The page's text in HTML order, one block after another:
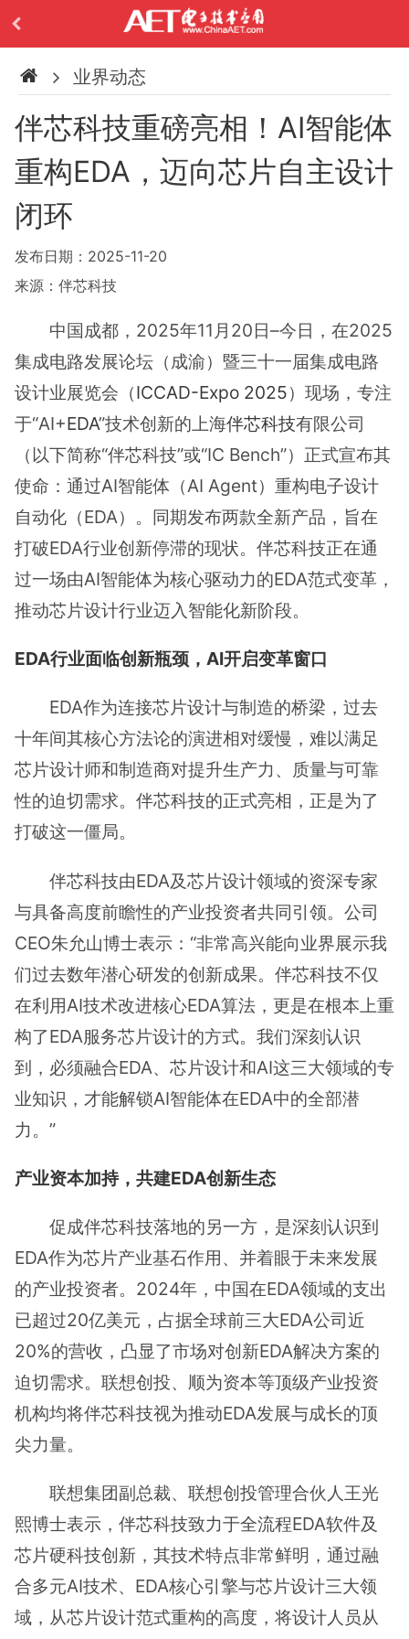
业界动态
伴芯科技重磅亮相！AI智能体
重构EDA，迈向芯片自主设计
闭环
发布日期：2025-11-20
来源：伴芯科技
中国成都，2025年11月20日–今日，在2025
集成电路发展论坛（成渝）暨三十一届集成电路
设计业展览会（ICCAD-Expo 2025）现场，专注
于“AI+EDA”技术创新的上海伴芯科技有限公司
（以下简称“伴芯科技”或“IC Bench”）正式宣布其
使命：通过AI智能体（AI Agent）重构电子设计
自动化（EDA）。同期发布两款全新产品，旨在
打破EDA行业创新停滞的现状。伴芯科技正在通
过一场由AI智能体为核心驱动力的EDA范式变革，
推动芯片设计行业迈入智能化新阶段。
EDA行业面临创新瓶颈，AI开启变革窗口
EDA作为连接芯片设计与制造的桥梁，过去
十年间其核心方法论的演进相对缓慢，难以满足
芯片设计师和制造商对提升生产力、质量与可靠
性的迫切需求。伴芯科技的正式亮相，正是为了
打破这一僵局。
伴芯科技由EDA及芯片设计领域的资深专家
与具备高度前瞻性的产业投资者共同引领。公司
CEO朱允山博士表示：“非常高兴能向业界展示我
们过去数年潜心研发的创新成果。伴芯科技不仅
在利用AI技术改进核心EDA算法，更是在根本上重
构了EDA服务芯片设计的方式。我们深刻认识
到，必须融合EDA、芯片设计和AI这三大领域的专
业知识，才能解锁AI智能体在EDA中的全部潜
力。”
产业资本加持，共建EDA创新生态
促成伴芯科技落地的另一方，是深刻认识到
EDA作为芯片产业基石作用、并着眼于未来发展
的产业投资者。2024年，中国在EDA领域的支出
已超过20亿美元，占据全球前三大EDA公司近
20%的营收，凸显了市场对创新EDA解决方案的
迫切需求。联想创投、顺为资本等顶级产业投资
机构均将伴芯科技视为推动EDA发展与成长的顶
尖力量。
联想集团副总裁、联想创投管理合伙人王光
熙博士表示，伴芯科技致力于全流程EDA软件及
芯片硬科技创新，其技术特点非常鲜明，通过融
合多元AI技术、EDA核心引擎与芯片设计三大领
域，从芯片设计范式重构的高度，将设计人员从